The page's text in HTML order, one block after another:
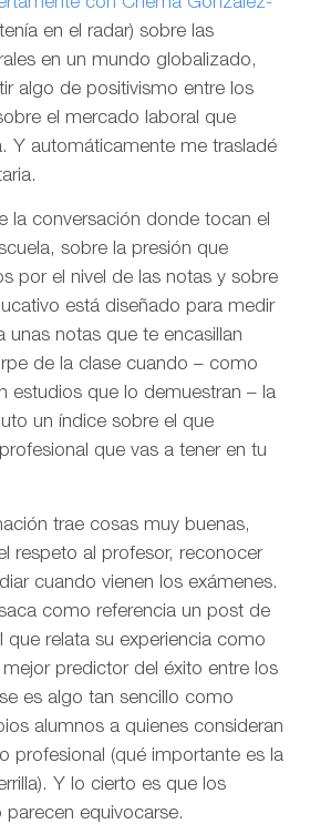
con Chema González-
en el radar) sobre las
en un mundo globalizado,
algo de positivismo entre los
el mercado laboral que
Y automáticamente me trasladé
la conversación donde tocan el
sobre la presión que
por el nivel de las notas y sobre
está diseñado para medir
unas notas que te encasillan
de la clase cuando – como
estudios que lo demuestran – la
un índice sobre el que
que vas a tener en tu
trae cosas muy buenas,
respeto al profesor, reconocer
cuando vienen los exámenes.
como referencia un post de
que relata su experiencia como
predictor del éxito entre los
es algo tan sencillo como
alumnos a quienes consideran
profesional (qué importante es la
Y lo cierto es que los
equivocarse.